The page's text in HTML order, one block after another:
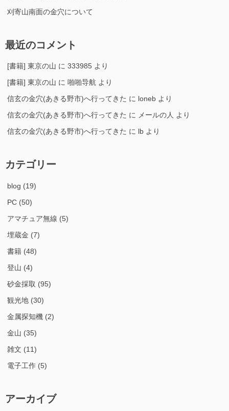
刈寄山南面の金穴について
最近のコメント
[書籍] 東京の山 に 333985 より
[書籍] 東京の山 に 啪啪导航 より
信玄の金穴(あきる野市)へ行ってきた に loneb より
信玄の金穴(あきる野市)へ行ってきた に メールの人 より
信玄の金穴(あきる野市)へ行ってきた に lb より
カテゴリー
blog (19)
PC (50)
アマチュア無線 (5)
埋蔵金 (7)
書籍 (48)
登山 (4)
砂金採取 (95)
観光地 (30)
金属探知機 (2)
金山 (35)
雑文 (11)
電子工作 (5)
アーカイブ